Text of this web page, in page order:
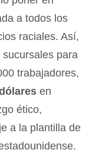
a todos los
raciales. Así,
para
trabajadores,
en
ético,
a la plantilla de